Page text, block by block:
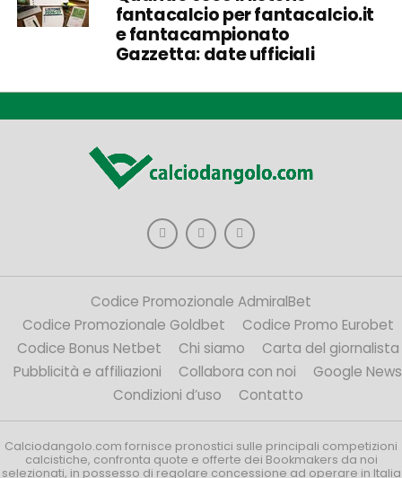
fantacalcio per fantacalcio.it
e fantacampionato
Gazzetta: date ufficiali
Codice Promozionale AdmiralBet
Codice Promozionale Goldbet
Codice Promo Eurobet
Codice Bonus Netbet
Chi siamo
Carta del giornalista
Pubblicità e affiliazioni
Collabora con noi
Google News
Condizioni d’uso
Contatto
Calciodangolo.com fornisce pronostici sulle principali competizioni
calcistiche, confronta quote e offerte dei Bookmakers da noi
selezionati, in possesso di regolare concessione ad operare in Italia